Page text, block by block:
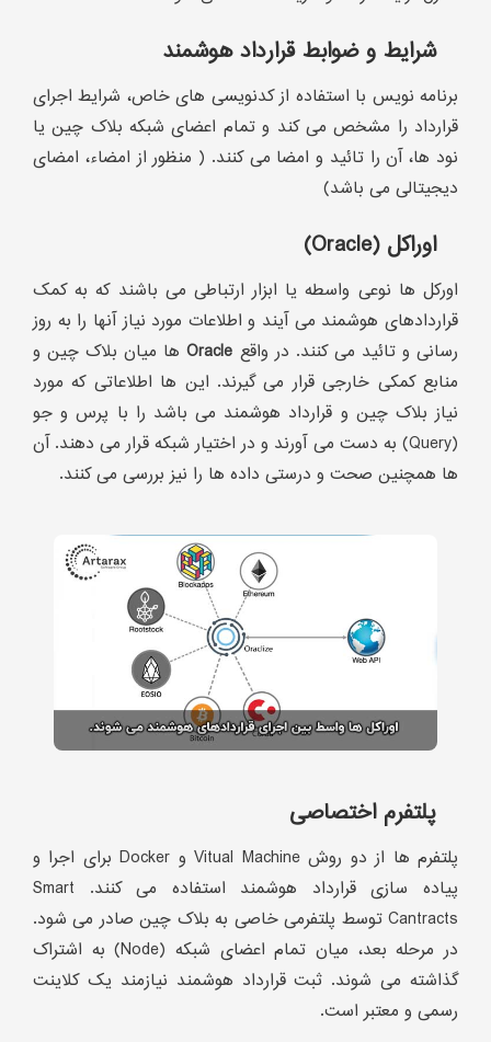
شرایط و ضوابط قرارداد هوشمند
برنامه نویس با استفاده از کدنویسی های خاص، شرایط اجرای
قرارداد را مشخص می کند و تمام اعضای شبکه بلاک چین یا
نود ها، آن را تائید و امضا می کنند. ( منظور از امضاء، امضای
دیجیتالی می باشد)
اوراکل (Oracle)
اورکل ها نوعی واسطه یا ابزار ارتباطی می باشند که به کمک
قراردادهای هوشمند می آیند و اطلاعات مورد نیاز آنها را به روز
رسانی و تائید می کنند. در واقع Oracle ها میان بلاک چین و
منابع کمکی خارجی قرار می گیرند. این ها اطلاعاتی که مورد
نیاز بلاک چین و قرارداد هوشمند می باشد را با پرس و جو
(Query) به دست می آورند و در اختیار شبکه قرار می دهند. آن
ها همچنین صحت و درستی داده ها را نیز بررسی می کنند.
پلتفرم اختصاصی
پلتفرم ها از دو روش Vitual Machine و Docker برای اجرا و
پیاده سازی قرارداد هوشمند استفاده می کنند. Smart
Cantracts توسط پلتفرمی خاصی به بلاک چین صادر می شود.
در مرحله بعد، میان تمام اعضای شبکه (Node) به اشتراک
گذاشته می شوند. ثبت قرارداد هوشمند نیازمند یک کلاینت
رسمی و معتبر است.